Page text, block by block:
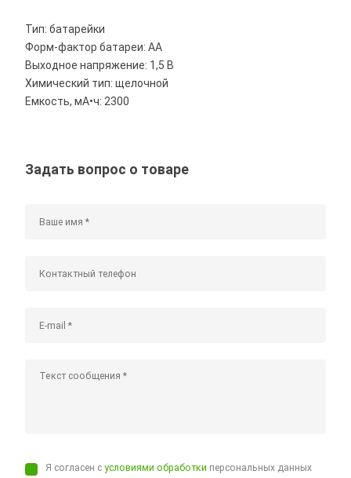
Тип: батарейки
Форм-фактор батареи: AA
Выходное напряжение: 1,5 В
Химический тип: щелочной
Емкость, мА•ч: 2300
Задать вопрос о товаре
Я согласен сусловиями обработки персональных данных